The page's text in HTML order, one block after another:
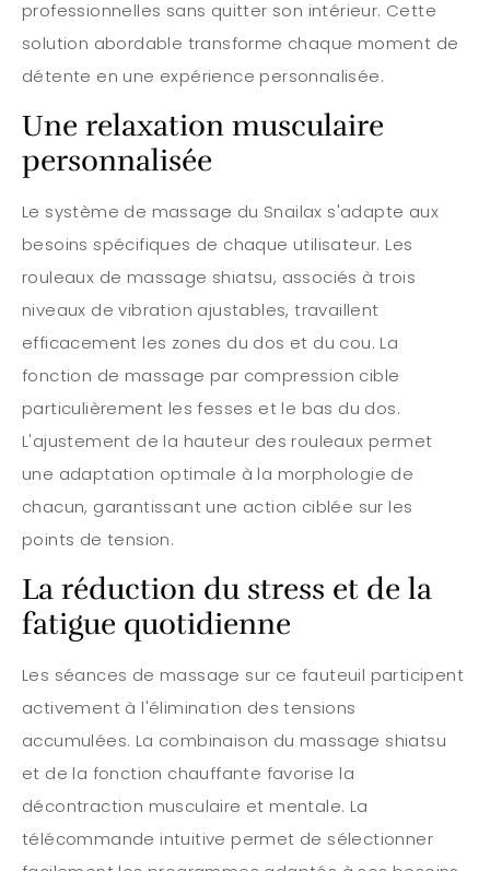
professionnelles sans quitter son intérieur. Cette
solution abordable transforme chaque moment de
détente en une expérience personnalisée.
Une relaxation musculaire
personnalisée
Le système de massage du Snailax s'adapte aux
besoins spécifiques de chaque utilisateur. Les
rouleaux de massage shiatsu, associés à trois
niveaux de vibration ajustables, travaillent
efficacement les zones du dos et du cou. La
fonction de massage par compression cible
particulièrement les fesses et le bas du dos.
L'ajustement de la hauteur des rouleaux permet
une adaptation optimale à la morphologie de
chacun, garantissant une action ciblée sur les
points de tension.
La réduction du stress et de la
fatigue quotidienne
Les séances de massage sur ce fauteuil participent
activement à l'élimination des tensions
accumulées. La combinaison du massage shiatsu
et de la fonction chauffante favorise la
décontraction musculaire et mentale. La
télécommande intuitive permet de sélectionner